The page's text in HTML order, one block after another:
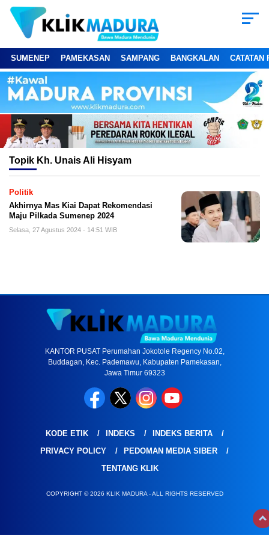
SUMENEP PAMEKASAN SAMPANG BANGKALAN CATATAN
Topik Kh. Unais Ali Hisyam
Politik
Akhirnya Mas Kiai Dapat Rekomendasi
Maju Pilkada Sumenep 2024
Selasa, 27 Agustus 2024 - 14:51 WIB
KANTOR PUSAT Perumahan Jokotole Regency No.02,
Buddagan, Kec. Pademawu, Kabupaten Pamekasan,
Jawa Timur 69323
KODE ETIK INDEKS
INDEKS BERITA
PRIVACY POLICY
PEDOMAN MEDIA SIBER
TENTANG KLIK
COPYRIGHT © 2026 KLIK MADURA - ALL RIGHTS RESERVED